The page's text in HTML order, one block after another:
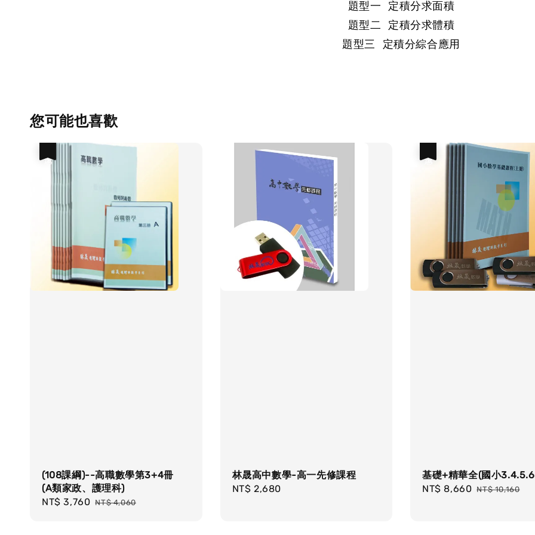
題型一 定積分求面積
題型二 定積分求體積
題型三 定積分綜合應用
您可能也喜歡
(108課綱)--高職數學第3+4冊
(A類家政、護理科)
Sale
NT$ 3,760 Regular
NT$ 4,060
林晟高中數學-高一先修課程
Regular
NT$ 2,680
基礎+精華全(國小
Sale
NT$ 8,660 Regular
NT$ 10,160